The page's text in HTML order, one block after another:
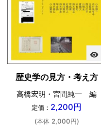
visibility
歴史学の見方・考え方
高橋宏明・宮間純一 編
定価： 2,200円
(本体 2,000円)